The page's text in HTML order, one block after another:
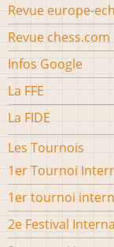
Revue europe-
Revue chess.com
Infos Google
La FFE
La FIDE
Les Tournois
1er Tournoi
1er tournoi
2e Festival